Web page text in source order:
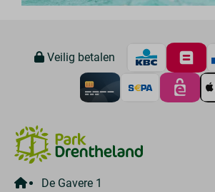
Veilig betalen
De Gavere 1